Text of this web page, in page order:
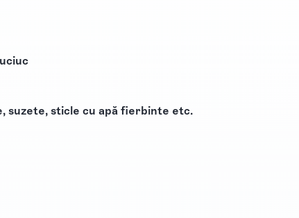
suzete, sticle cu apă fierbinte etc.